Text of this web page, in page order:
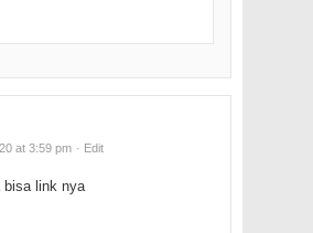
at 3:59 pm · Edit
bisa link nya